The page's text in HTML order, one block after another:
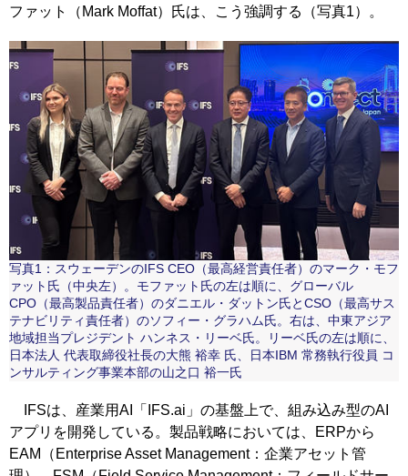
ファット（Mark Moffat）氏は、こう強調する（写真1）。
写真1：スウェーデンのIFS CEO（最高経営責任者）のマーク・モフ
ァット氏（中央左）。モファット氏の左は順に、グローバル
CPO（最高製品責任者）のダニエル・ダットン氏とCSO（最高サス
テナビリティ責任者）のソフィー・グラハム氏。右は、中東アジア
地域担当プレジデント ハンネス・リーベ氏。リーベ氏の左は順に、
日本法人 代表取締役社長の大熊 裕幸 氏、日本IBM 常務執行役員 コ
ンサルティング事業本部の山之口 裕一氏
IFSは、産業用AI「IFS.ai」の基盤上で、組み込み型のAI
アプリを開発している。製品戦略においては、ERPから
EAM（Enterprise Asset Management：企業アセット管